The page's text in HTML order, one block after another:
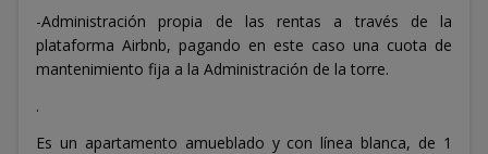
-Administración propia de las rentas a través de la
plataforma Airbnb, pagando en este caso una cuota de
mantenimiento fija a la Administración de la torre.
.
Es un apartamento amueblado y con línea blanca, de 1